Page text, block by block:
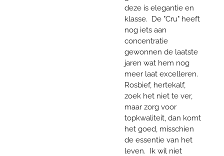
deze is elegantie en
klasse. De "Cru" heeft
nog iets aan
concentratie
gewonnen de laatste
jaren wat hem nog
meer laat excelleren.
Rosbief, hertekalf,
zoek het niet te ver,
maar zorg voor
topkwaliteit, dan komt
het goed, misschien
de essentie van het
leven. Ik wil niet